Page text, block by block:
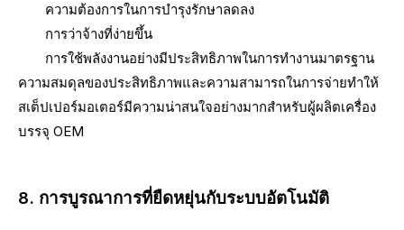
ความต้องการในการบำรุงรักษาลดลง
การว่าจ้างที่ง่ายขึ้น
การใช้พลังงานอย่างมีประสิทธิภาพในการทำงานมาตรฐาน
ความสมดุลของประสิทธิภาพและความสามารถในการจ่ายทำให้
สเต็ปเปอร์มอเตอร์มีความน่าสนใจอย่างมากสำหรับผู้ผลิตเครื่อง
บรรจุ OEM
8. การบูรณาการที่ยืดหยุ่นกับระบบอัตโนมัติ